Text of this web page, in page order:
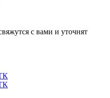
с вами и уточнят